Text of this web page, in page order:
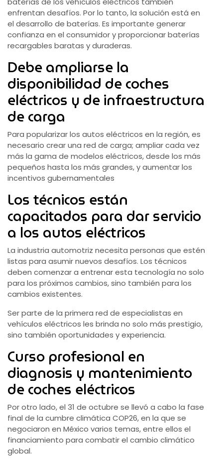
enfrentan desafíos. Por lo tanto, la solución está en
el desarrollo de baterías. Es importante generar
confianza en el consumidor y proporcionar baterías
recargables baratas y duraderas.
Debe ampliarse la
disponibilidad de coches
eléctricos y de infraestructura
de carga
Para popularizar los autos eléctricos en la región, es
necesario crear una red de carga; ampliar cada vez
más la gama de modelos eléctricos, desde los más
pequeños hasta los más grandes, y aumentar los
incentivos gubernamentales
Los técnicos están
capacitados para dar servicio
a los autos eléctricos
La industria automotriz necesita personas que estén
listas para asumir nuevos desafíos. Los técnicos
deben comenzar a entrenar esta tecnología no solo
para los próximos cambios, sino también para los
cambios existentes.
Ser parte de la primera red de especialistas en
vehículos eléctricos les brinda no solo más prestigio,
sino también oportunidades y experiencia.
Curso profesional en
diagnosis y mantenimiento
de coches eléctricos
Por otro lado, el 31 de octubre se llevó a cabo la fase
final de la cumbre climática COP26, en la que se
negociaron en México varios temas, entre ellos el
financiamiento para combatir el cambio climático
global.